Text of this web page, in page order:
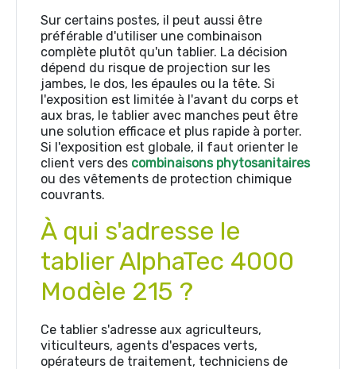
Sur certains postes, il peut aussi être
préférable d'utiliser une combinaison
complète plutôt qu'un tablier. La décision
dépend du risque de projection sur les
jambes, le dos, les épaules ou la tête. Si
l'exposition est limitée à l'avant du corps et
aux bras, le tablier avec manches peut être
une solution efficace et plus rapide à porter.
Si l'exposition est globale, il faut orienter le
client vers des combinaisons phytosanitaires
ou des vêtements de protection chimique
couvrants.
À qui s'adresse le
tablier AlphaTec 4000
Modèle 215 ?
Ce tablier s'adresse aux agriculteurs,
viticulteurs, agents d'espaces verts,
opérateurs de traitement, techniciens de